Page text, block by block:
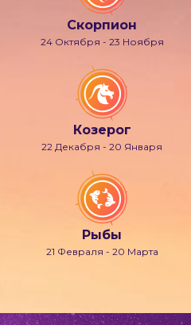
Скорпион
24 Октября - 23 Ноября
Козерог
22 Декабря - 20 Января
Рыбы
21 Февраля - 20 Марта